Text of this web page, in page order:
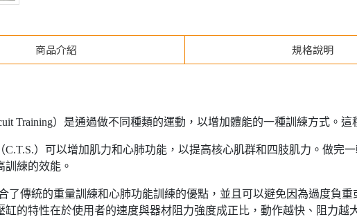
商品介紹 規格說明
Training）是通過做不同種類的運動，以增加體能的一種訓練方式。
C.T.S.）可以增加肌力和心肺功能，以提高核心肌群和四肢肌力。做完
訓練的效能。
了傳統的重量訓練和心肺功能訓練的優點，並且可以避免因為過度負
缸的特性在於使用者的速度與器材阻力強度成正比，動作越快、阻力